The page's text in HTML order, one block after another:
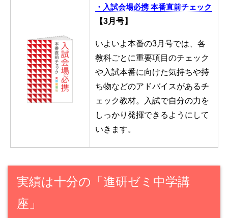
・入試会場必携 本番直前チェック
【3月号】
いよいよ本番の3月号では、各
教科ごとに重要項目のチェック
や入試本番に向けた気持ちや持
ち物などのアドバイスがあるチ
ェック教材。入試で自分の力を
しっかり発揮できるようにして
いきます。
実績は十分の「進研ゼミ中学講
座」